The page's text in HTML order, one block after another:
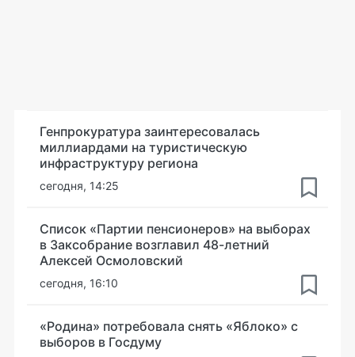
Генпрокуратура заинтересовалась
миллиардами на туристическую
инфраструктуру региона
сегодня, 14:25
Список «Партии пенсионеров» на выборах
в Заксобрание возглавил 48-летний
Алексей Осмоловский
сегодня, 16:10
«Родина» потребовала снять «Яблоко» с
выборов в Госдуму